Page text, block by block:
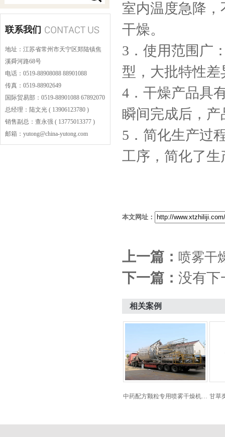
联系我们
地址：江苏省常州市天宁区郑陆镇焦
溪舜河路68号
电话：0519-88908088 88901088
传真：0519-88902649
国际贸易部：0519-88901088 67892070
总经理：陆文光 ( 13906123780 )
销售副总：查永强 ( 13775013377 )
邮箱：yutong@china-yutong.com
室内温度急降
干燥。
3．使用范围广
型，大批特性
4．干燥产品具
瞬间完成后，
5．简化生产过
工序，简化了
本文网址：
上一篇： 喷雾干
下一篇： 没有下
相关案例
中药配方颗粒专用喷雾干燥机… 甘草